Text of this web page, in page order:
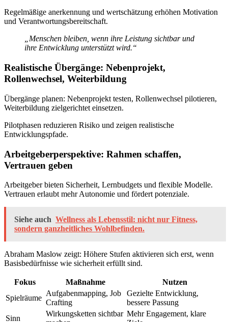
Regelmäßige anerkennung und wertschätzung erhöhen Motivation
und Verantwortungsbereitschaft.
„Menschen bleiben, wenn ihre Leistung sichtbar und
ihre Entwicklung unterstützt wird.“
Realistische Übergänge: Nebenprojekt,
Rollenwechsel, Weiterbildung
Übergänge planen: Nebenprojekt testen, Rollenwechsel pilotieren,
Weiterbildung zielgerichtet einsetzen.
Pilotphasen reduzieren Risiko und zeigen realistische
Entwicklungspfade.
Arbeitgeberperspektive: Rahmen schaffen,
Vertrauen geben
Arbeitgeber bieten Sicherheit, Lernbudgets und flexible Modelle.
Vertrauen erlaubt mehr Autonomie und fördert potenziale.
Siehe auch Wellness als Lebensstil: nicht nur Fitness,
sondern ganzheitliches Wohlbefinden.
Abraham Maslow zeigt: Höhere Stufen aktivieren sich erst, wenn
Basisbedürfnisse wie sicherheit erfüllt sind.
Fokus Maßnahme
Nutzen
Spielräume
Aufgabenmapping, Job
Crafting
Gezielte Entwicklung,
bessere Passung
Sinn
Wirkungsketten sichtbar Mehr Engagement, klare